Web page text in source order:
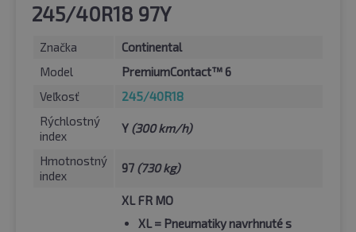
245/40R18 97Y
Značka
Continental
Model
PremiumContact™ 6
Veľkosť
245/40R18
Rýchlostný
index
Y (300 km/h)
Hmotnostný
index
97 (730 kg)
XL FR MO
XL= Pneumatiky navrhnuté s